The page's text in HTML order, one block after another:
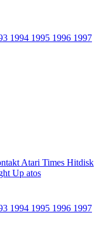
1994 1995 1996 1997
Atari Times Hitdisk
Up atos
1994 1995 1996 1997